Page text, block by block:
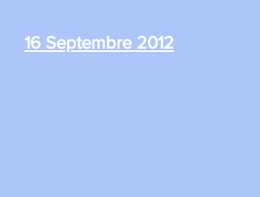
16 Septembre 2012